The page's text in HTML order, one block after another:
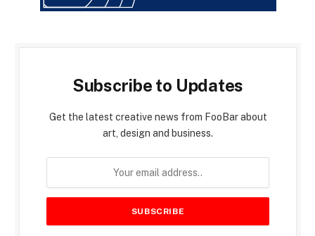
Subscribe to Updates
Get the latest creative news from FooBar about
art, design and business.